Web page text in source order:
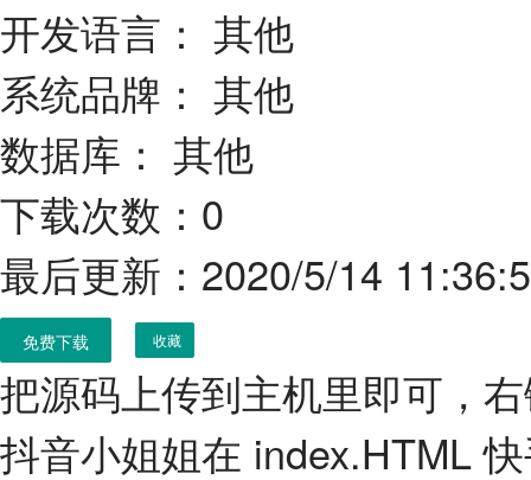
开发语言： 其他
系统品牌： 其他
数据库： 其他
下载次数：0
最后更新：2020/5/14
免费下载 收藏
把源码上传到主机里即可，
抖音小姐姐在 index.HTML